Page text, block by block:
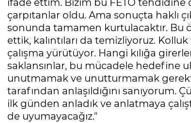
ifade ettim. Bizim bu FETÖ tehdidine
çarpıtanlar oldu. Ama sonuçta haklı
sonunda tamamen kurtulacaktır. Bu
ettik, kalıntıları da temizliyoruz.
çalışma yürütüyor. Hangi kılığa
saklansınlar, bu mücadele hedefine
unutmamak ve unutturmamak
tarafından anlaşıldığını sanıyorum.
ilk günden anladık ve anlatmaya
de uyumayacağız."